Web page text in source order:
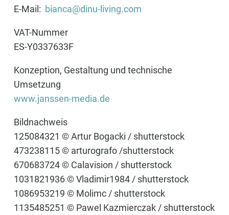
E-Mail: bianca@dinu-living.com
VAT-Nummer
ES-Y0337633F
Konzeption, Gestaltung und technische
Umsetzung
www.janssen-media.de
Bildnachweis
125084321 © Artur Bogacki / shutterstock
473238115 © arturografo /shutterstock
670683724 © Calavision / shutterstock
1031821936 © Vladimir1984 / shutterstock
1086953219 © Molimc / shutterstock
1135485251 © Pawel Kazmierczak / shutterstock